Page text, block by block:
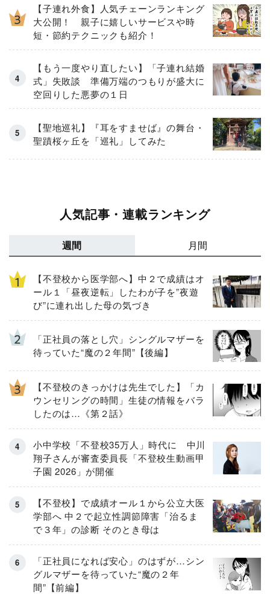
【子連れ外食】人気チェーンランキング
大公開！ 親子に嬉しいサービスや時
短・節約テクニックも紹介！
【もう一度やり直したい】「子連れ結婚
式」失敗談 準備万端のつもりが盛大に
空回りした悪夢の１日
【聖地巡礼】『耳をすませば』の舞台・
聖蹟桜ヶ丘を「巡礼」してみた
人気記事・連載ランキング
週間 月間
【不登校から医学部へ】中２で成績はオ
ール１「昼夜逆転」したわが子を”夜遊
び”に連れ出した母の気づき
「正社員の落とし穴」シングルマザーを
待っていた“魔の２年間”【後編】
【不登校のきっかけは先生でした】「カ
ウンセリングの時間」生徒の情報をバラ
したのは…《第２話》
小中学校「不登校35万人」時代に 中川
翔子さんが審査委員長「不登校生動画甲
子園 2026」が開催
【不登校】で成績オール１から公立大医
学部へ 中２で起立性調節障害「治るま
で３年」の診断 そのとき母は
「正社員になれば安心」のはずが…シン
グルマザーを待っていた“魔の２年
間”【前編】